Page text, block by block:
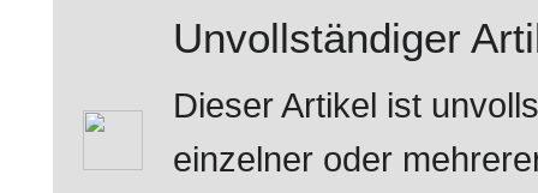
Unvollständiger
Dieser Artikel ist
einzelner oder